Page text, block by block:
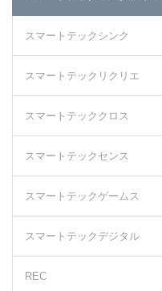
スマートテックシンク
スマートテックリクリエ
スマートテッククロス
スマートテックセンス
スマートテックゲームス
スマートテックデジタル
REC